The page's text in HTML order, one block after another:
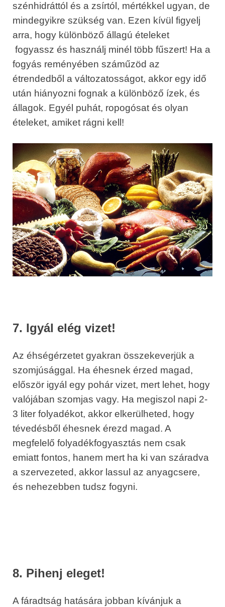
szénhidráttól és a zsírtól, mértékkel ugyan, de
mindegyikre szükség van. Ezen kívül figyelj
arra, hogy különböző állagú ételeket
fogyassz és használj minél több fűszert! Ha a
fogyás reményében száműzöd az
étrendedből a változatosságot, akkor egy idő
után hiányozni fognak a különböző ízek, és
állagok. Egyél puhát, ropogósat és olyan
ételeket, amiket rágni kell!
7. Igyál elég vizet!
Az éhségérzetet gyakran összekeverjük a
szomjúsággal. Ha éhesnek érzed magad,
először igyál egy pohár vizet, mert lehet, hogy
valójában szomjas vagy. Ha megiszol napi 2-
3 liter folyadékot, akkor elkerülheted, hogy
tévedésből éhesnek érezd magad. A
megfelelő folyadékfogyasztás nem csak
emiatt fontos, hanem mert ha ki van száradva
a szervezeted, akkor lassul az anyagcsere,
és nehezebben tudsz fogyni.
8. Pihenj eleget!
A fáradtság hatására jobban kívánjuk a